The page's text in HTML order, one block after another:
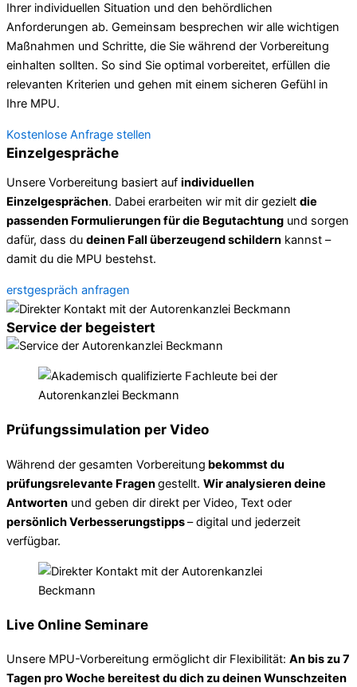
Ihrer individuellen Situation und den behördlichen
Anforderungen ab. Gemeinsam besprechen wir alle wichtigen
Maßnahmen und Schritte, die Sie während der Vorbereitung
einhalten sollten. So sind Sie optimal vorbereitet, erfüllen die
relevanten Kriterien und gehen mit einem sicheren Gefühl in
Ihre MPU.
Kostenlose Anfrage stellen
Einzelgespräche
Unsere Vorbereitung basiert auf individuellen
Einzelgesprächen. Dabei erarbeiten wir mit dir gezielt die
passenden Formulierungen für die Begutachtung und sorgen
dafür, dass du deinen Fall überzeugend schildern kannst –
damit du die MPU bestehst.
erstgespräch anfragen
Service der begeistert
Prüfungssimulation per Video
Während der gesamten Vorbereitung bekommst du
prüfungsrelevante Fragengestellt. Wir analysieren deine
Antworten und geben dir direkt per Video, Text oder
persönlich Verbesserungstipps– digital und jederzeit
verfügbar.
Live Online Seminare
Unsere MPU-Vorbereitung ermöglicht dir Flexibilität: An bis zu 7
Tagen pro Woche bereitest du dich zu deinen Wunschzeiten